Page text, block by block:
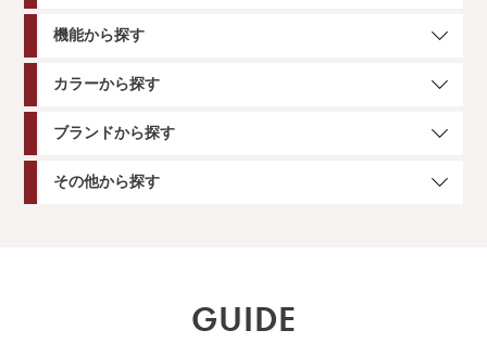
機能から探す
カラーから探す
ブランドから探す
その他から探す
GUIDE